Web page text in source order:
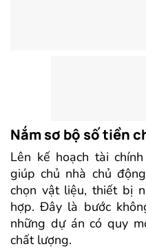
Nắm sơ bộ số tiền
Lên kế hoạch tài
giúp chủ nhà chủ
chọn vật liệu, thiết bị
hợp. Đây là bước
những dự án có quy
chất lượng.